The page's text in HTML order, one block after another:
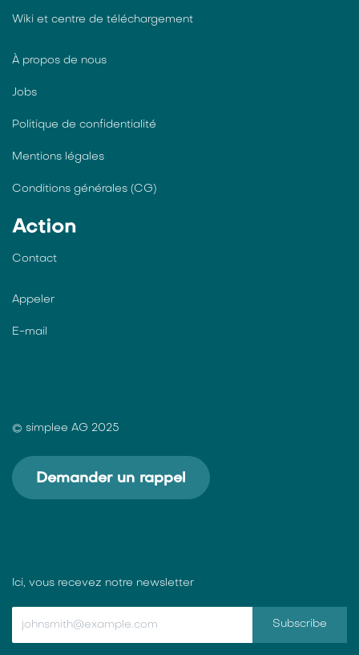
Wiki et centre de téléchargement
À propos de nous
Jobs
Politique de confidentialité
Mentions légales
Conditions générales (CG)
Action
Contact
Appeler
E-mail
© simplee AG 2025
Demander un rappel
Ici, vous recevez notre newsletter
Subscribe